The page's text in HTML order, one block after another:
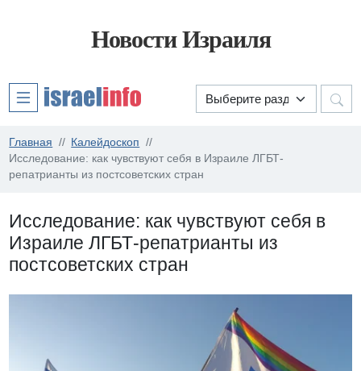
Новости Израиля
Главная
Калейдоскоп
Исследование: как чувствуют себя в Израиле ЛГБТ-
репатрианты из постсоветских стран
Исследование: как чувствуют себя в
Израиле ЛГБТ-репатрианты из
постсоветских стран